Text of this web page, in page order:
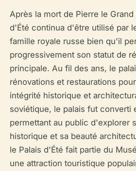
Après la mort de Pierre le Grand
d'Été continua d'être utilisé par
famille royale russe bien qu'il
progressivement son statut de
principale. Au fil des ans, le
rénovations et restaurations
intégrité historique et
soviétique, le palais fut converti
permettant au public d'explorer
historique et sa beauté
le Palais d'Été fait partie du
une attraction touristique